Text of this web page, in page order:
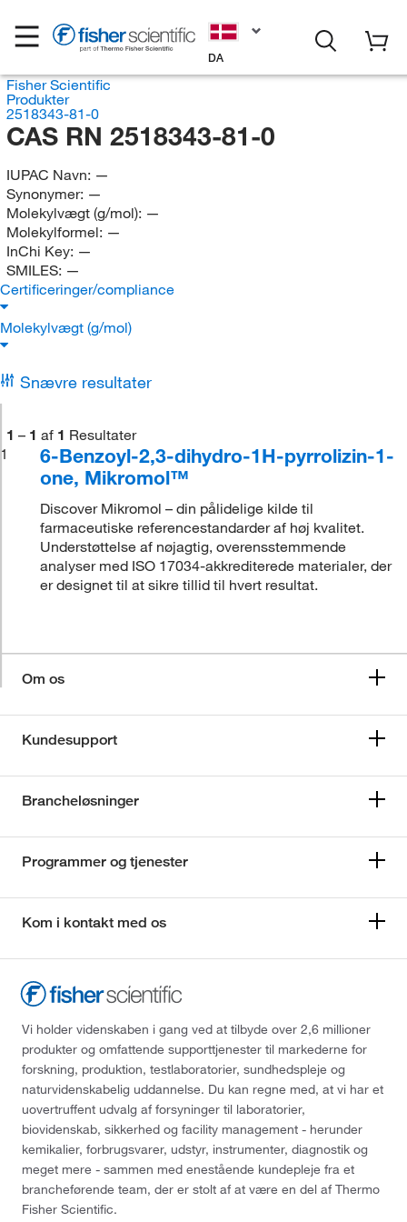
DA
Fisher Scientific
Produkter
2518343-81-0
CAS RN 2518343-81-0
IUPAC Navn: —
Synonymer: —
Molekylvægt (g/mol): —
Molekylformel: —
InChi Key: —
SMILES: —
Certificeringer/compliance
Molekylvægt (g/mol)
Snævre resultater
1 – 1 af 1 Resultater
1
6-Benzoyl-2,3-dihydro-1H-pyrrolizin-1-
one, Mikromol™
Discover Mikromol – din pålidelige kilde til
farmaceutiske referencestandarder af høj kvalitet.
Understøttelse af nøjagtig, overensstemmende
analyser med ISO 17034-akkrediterede materialer, der
er designet til at sikre tillid til hvert resultat.
Om os
Kundesupport
Brancheløsninger
Programmer og tjenester
Kom i kontakt med os
Vi holder videnskaben i gang ved at tilbyde over 2,6 millioner
produkter og omfattende supporttjenester til markederne for
forskning, produktion, testlaboratorier, sundhedspleje og
naturvidenskabelig uddannelse. Du kan regne med, at vi har et
uovertruffent udvalg af forsyninger til laboratorier,
biovidenskab, sikkerhed og facility management - herunder
kemikalier, forbrugsvarer, udstyr, instrumenter, diagnostik og
meget mere - sammen med enestående kundepleje fra et
brancheførende team, der er stolt af at være en del af Thermo
Fisher Scientific.